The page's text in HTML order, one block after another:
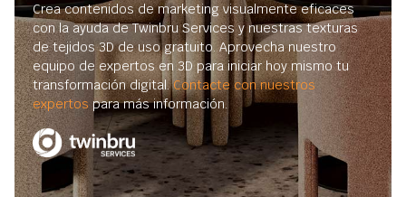
Crea contenidos de marketing visualmente eficaces
con la ayuda de Twinbru Services y nuestras texturas
de tejidos 3D de uso gratuito. Aprovecha nuestro
equipo de expertos en 3D para iniciar hoy mismo tu
transformación digital.Contacte con nuestros
expertos para más información.